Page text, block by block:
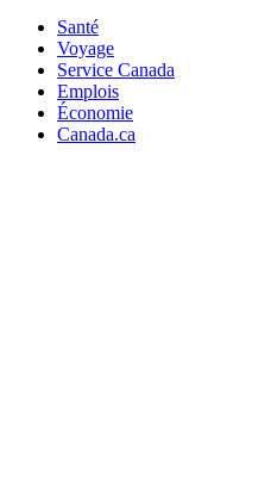
Santé
Voyage
Service Canada
Emplois
Économie
Canada.ca